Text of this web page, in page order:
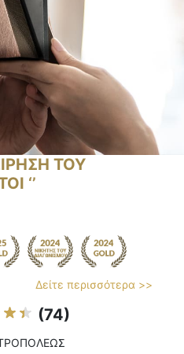
ΤΟΥ
‘’
Δείτε περισσότερα >>
(74)